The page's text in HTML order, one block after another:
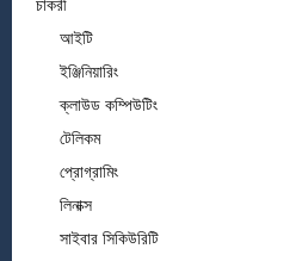
চাকরী
আইটি
ইঞ্জিনিয়ারিং
ক্লাউড কম্পিউটিং
টেলিকম
প্রোগ্রামিং
লিনাক্স
সাইবার সিকিউরিটি